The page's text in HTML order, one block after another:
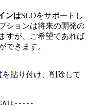
ンはSLOをサポートし
ションは将来の開発の
すが、ご希望であれば
できます。
を貼り付け、削除して